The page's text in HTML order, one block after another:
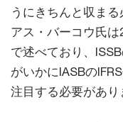
うにきちんと収ま
アス・バーコウ氏
で述べており、
がいかにIASBの
注目する必要があり